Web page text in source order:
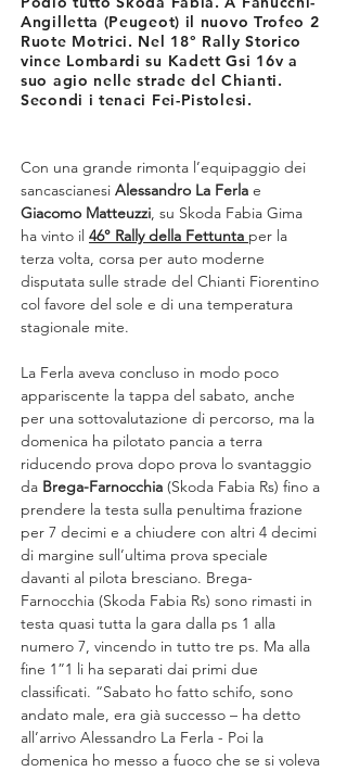
Angilletta (Peugeot) il nuovo Trofeo 2
Ruote Motrici. Nel 18° Rally Storico
vince Lombardi su Kadett Gsi 16v a
suo agio nelle strade del Chianti.
Secondi i tenaci Fei-Pistolesi.
Con una grande rimonta l’equipaggio dei
sancascianesi Alessandro La Ferla e
Giacomo Matteuzzi, su Skoda Fabia Gima
ha vinto il 46° Rally della Fettunta per la
terza volta, corsa per auto moderne
disputata sulle strade del Chianti Fiorentino
col favore del sole e di una temperatura
stagionale mite.
La Ferla aveva concluso in modo poco
appariscente la tappa del sabato, anche
per una sottovalutazione di percorso, ma la
domenica ha pilotato pancia a terra
riducendo prova dopo prova lo svantaggio
da Brega-Farnocchia (Skoda Fabia Rs) fino a
prendere la testa sulla penultima frazione
per 7 decimi e a chiudere con altri 4 decimi
di margine sull’ultima prova speciale
davanti al pilota bresciano. Brega-
Farnocchia (Skoda Fabia Rs) sono rimasti in
testa quasi tutta la gara dalla ps 1 alla
numero 7, vincendo in tutto tre ps. Ma alla
fine 1”1 li ha separati dai primi due
classificati. “Sabato ho fatto schifo, sono
andato male, era già successo – ha detto
all’arrivo Alessandro La Ferla - Poi la
domenica ho messo a fuoco che se si voleva